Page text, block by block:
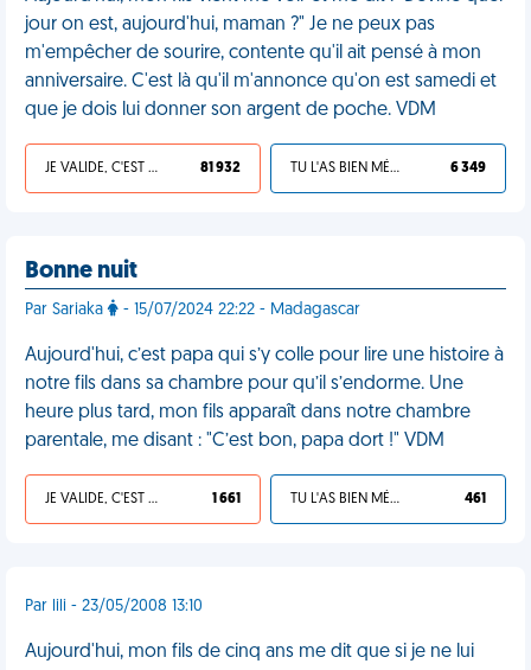
jour on est, aujourd'hui, maman ?" Je ne peux pas
m'empêcher de sourire, contente qu'il ait pensé à mon
anniversaire. C'est là qu'il m'annonce qu'on est samedi et
que je dois lui donner son argent de poche. VDM
JE VALIDE, C'EST UNE VDM 81 932 TU L'AS BIEN MÉRITÉ 6 349
Bonne nuit
Par Sariaka - 15/07/2024 22:22 - Madagascar
Aujourd'hui, c’est papa qui s’y colle pour lire une histoire à
notre fils dans sa chambre pour qu’il s’endorme. Une
heure plus tard, mon fils apparaît dans notre chambre
parentale, me disant : "C’est bon, papa dort !" VDM
JE VALIDE, C'EST UNE VDM 1 661 TU L'AS BIEN MÉRITÉ 461
Par lili - 23/05/2008 13:10
Aujourd'hui, mon fils de cinq ans me dit que si je ne lui